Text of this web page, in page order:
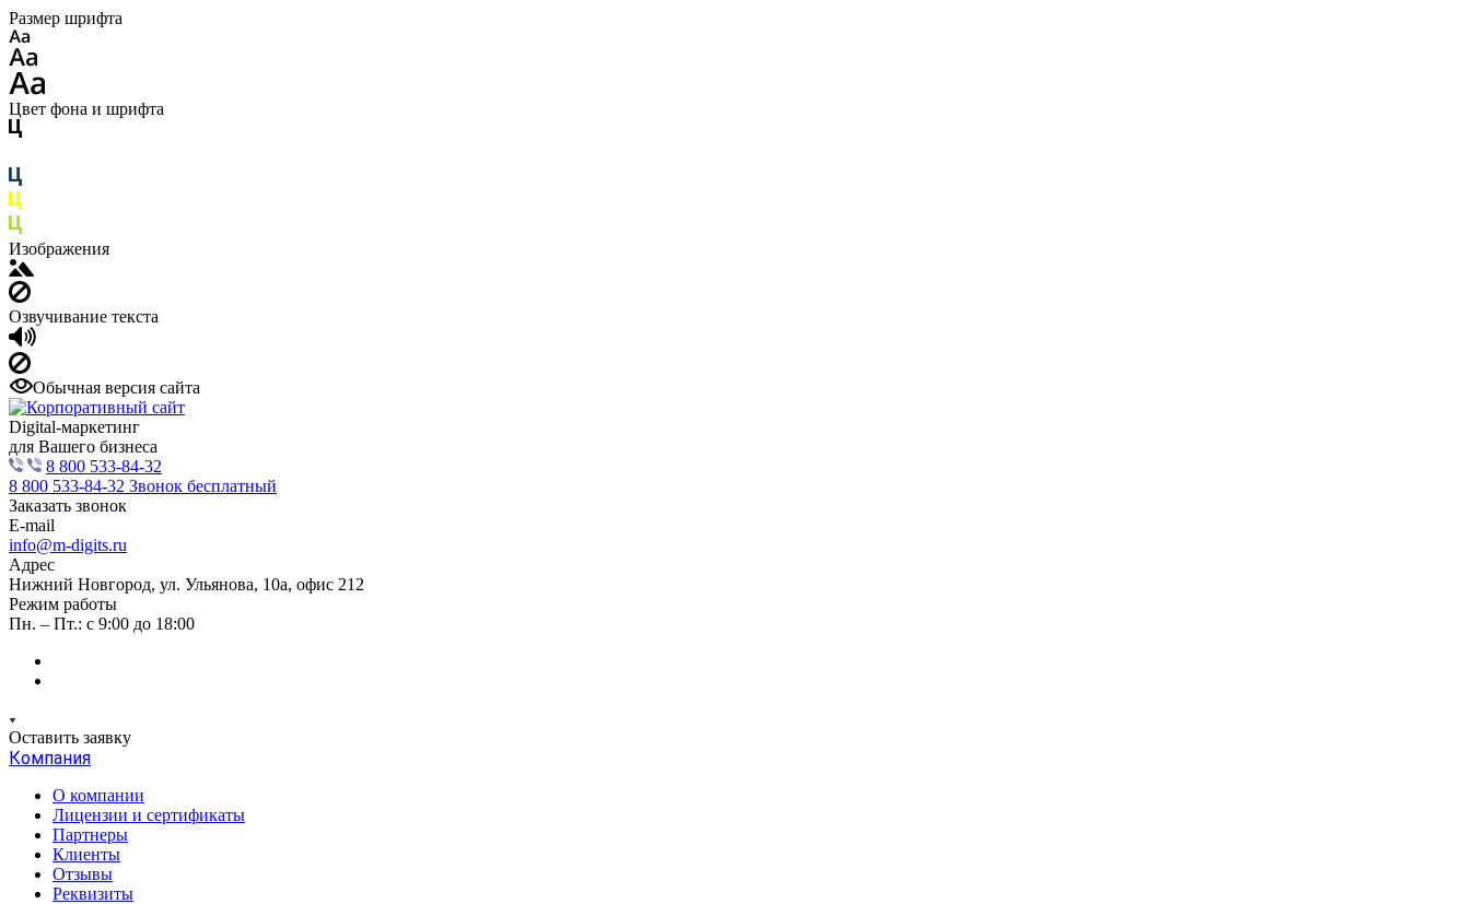
Размер шрифта
Цвет фона и шрифта
Изображения
Озвучивание текста
Обычная версия сайта
Digital-маркетинг
для Вашего бизнеса
8 800 533-84-32
8 800 533-84-32 Звонок бесплатный
Заказать звонок
E-mail
info@m-digits.ru
Адрес
Нижний Новгород, ул. Ульянова, 10а, офис 212
Режим работы
Пн. – Пт.: с 9:00 до 18:00
Оставить заявку
Компания
О компании
Лицензии и сертификаты
Партнеры
Клиенты
Отзывы
Реквизиты